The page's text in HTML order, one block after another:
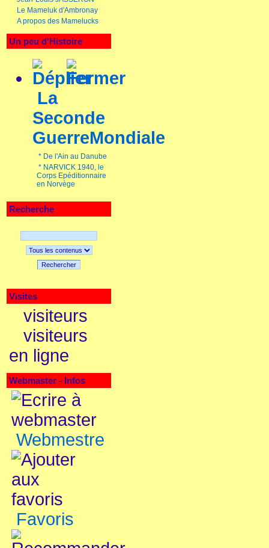
Le Mameluk d'Ambronay
A propos des Mamelucks
Un peu d'Histoire
La
Seconde
GuerreMondiale
* De l'Ain au Danube
* NARVICK 1940, le
Corps Epéditionnaire
en Norvège
Recherche
Rechercher
Visites
visiteurs
visiteurs
en ligne
Webmaster - Infos
Webmestre
Favoris